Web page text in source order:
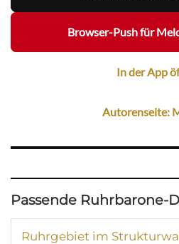
Browser-Push für
In der App
Autorenseite:
Passende Ruhrbarone-
Ruhrgebiet im